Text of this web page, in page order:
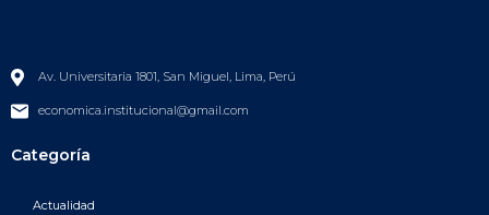
Av. Universitaria 1801, San Miguel, Lima, Perú
economica.institucional@gmail.com
Categoría
Actualidad